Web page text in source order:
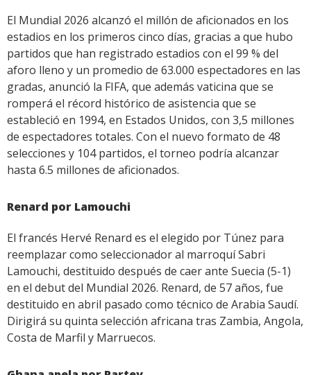
El Mundial 2026 alcanzó el millón de aficionados en los
estadios en los primeros cinco días, gracias a que hubo
partidos que han registrado estadios con el 99 % del
aforo lleno y un promedio de 63.000 espectadores en las
gradas, anunció la FIFA, que además vaticina que se
romperá el récord histórico de asistencia que se
estableció en 1994, en Estados Unidos, con 3,5 millones
de espectadores totales. Con el nuevo formato de 48
selecciones y 104 partidos, el torneo podría alcanzar
hasta 6.5 millones de aficionados.
Renard por Lamouchi
El francés Hervé Renard es el elegido por Túnez para
reemplazar como seleccionador al marroquí Sabri
Lamouchi, destituido después de caer ante Suecia (5-1)
en el debut del Mundial 2026. Renard, de 57 años, fue
destituido en abril pasado como técnico de Arabia Saudí.
Dirigirá su quinta selección africana tras Zambia, Angola,
Costa de Marfil y Marruecos.